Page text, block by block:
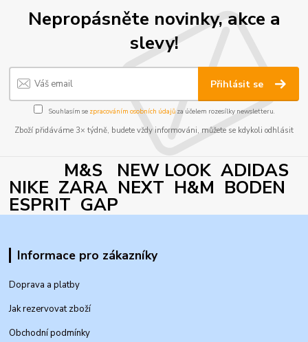
Nepropásněte novinky, akce a
slevy!
Přihlásit se
Souhlasím se zpracováním osobních údajůza účelem rozesílky newsletteru.
Zboží přidáváme 3× týdně, budete vždy informováni, můžete se kdykoli odhlásit
M&S NEW LOOK ADIDAS
NIKE ZARA NEXT H&M BODEN
ESPRIT GAP
Informace pro zákazníky
Doprava a platby
Jak rezervovat zboží
Obchodní podmínky